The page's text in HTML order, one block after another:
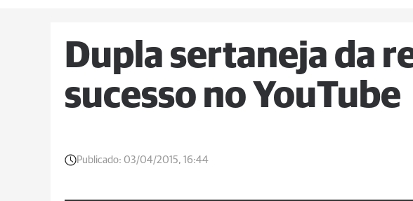
Dupla sertaneja da
sucesso no YouTube
Publicado: 03/04/2015, 16:44